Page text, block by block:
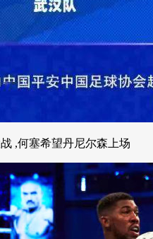
,何塞希望丹尼尔森上场